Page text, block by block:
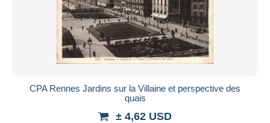
CPA Rennes Jardins sur la Villaine et perspective des
quais
± 4,62 USD